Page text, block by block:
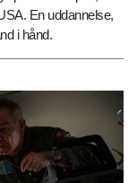
En uddannelse,
i hånd.